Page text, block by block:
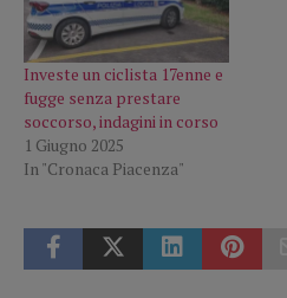
Investe un ciclista 17enne e
fugge senza prestare
soccorso, indagini in corso
1 Giugno 2025
In "Cronaca Piacenza"